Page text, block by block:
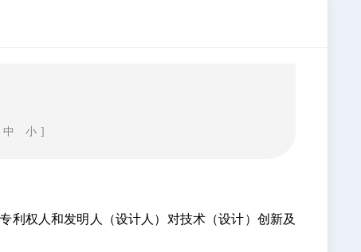
中 小 ]
权人和发明人（设计人）对技术（设计）创新及